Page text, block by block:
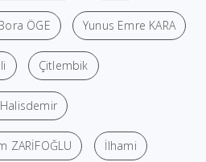
ÖGE Yunus Emre KARA
Çitlembik
ZARİFOĞLU İlhami